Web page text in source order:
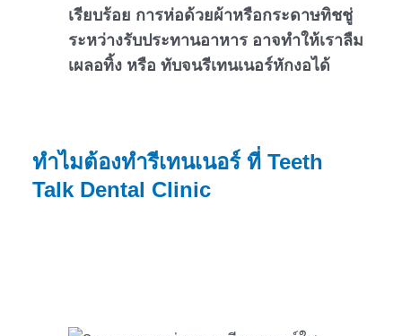
เรียบร้อย การห่อด้วยผ้าหรือกระดาษทิชชู่
ระหว่างรับประทานอาหาร อาจทำให้เราลืม
เผลอทิ้ง หรือ ทับจนรีเทนเนอร์หักงอได้
ทำไมต้องทำรีเทนเนอร์ ที่ Teeth
Talk Dental Clinic